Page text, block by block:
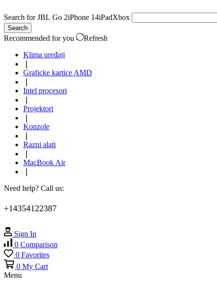
Search forJBL Go 2iPhone 14iPadXbox
Search
Recommended for you
Refresh
Klima uređaji
Graficke kartice AMD
Intel procesori
Projektori
Konzole
Razni alati
MacBook Air
Need help? Call us:
+14354122387
Sign In
0 Comparison
0 Favorites
0 My Cart
Menu